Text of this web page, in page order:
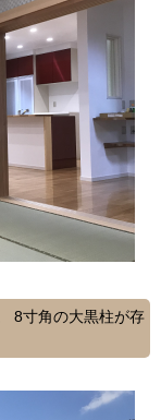
8寸角の大黒柱が存